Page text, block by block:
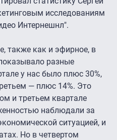
исследованиям
Интернешнл".
также как и эфирное, в
разные
у нас было плюс 30%,
— плюс 14%. Это
и третьем квартале
наблюдали за
ситуацией, и
Но в четвертом